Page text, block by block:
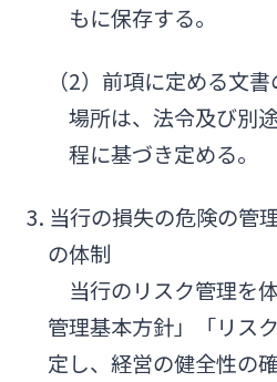
もに保存する。
（2）前項に定める文
場所は、法令及び別
程に基づき定める。
3. 当行の損失の危険の管
の体制
当行のリスク管理を
管理基本方針」「リス
定し、経営の健全性の